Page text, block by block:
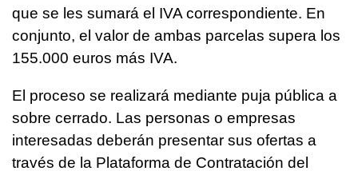
que se les sumará el IVA correspondiente. En
conjunto, el valor de ambas parcelas supera los
155.000 euros más IVA.
El proceso se realizará mediante puja pública a
sobre cerrado. Las personas o empresas
interesadas deberán presentar sus ofertas a
través de la Plataforma de Contratación del